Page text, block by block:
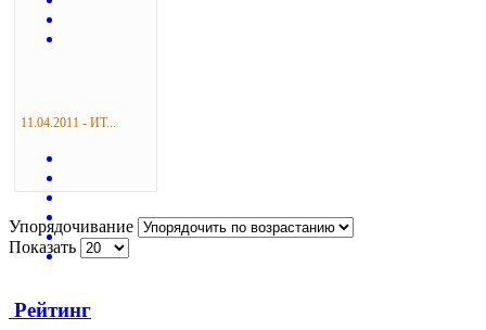
11.04.2011 - ИТ...
Упорядочивание
Показать
Рейтинг